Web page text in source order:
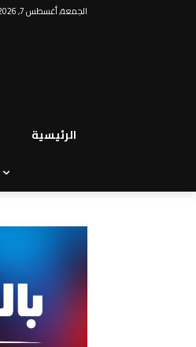
الجمعة, أغسطس 7, 2026
الرئيسية